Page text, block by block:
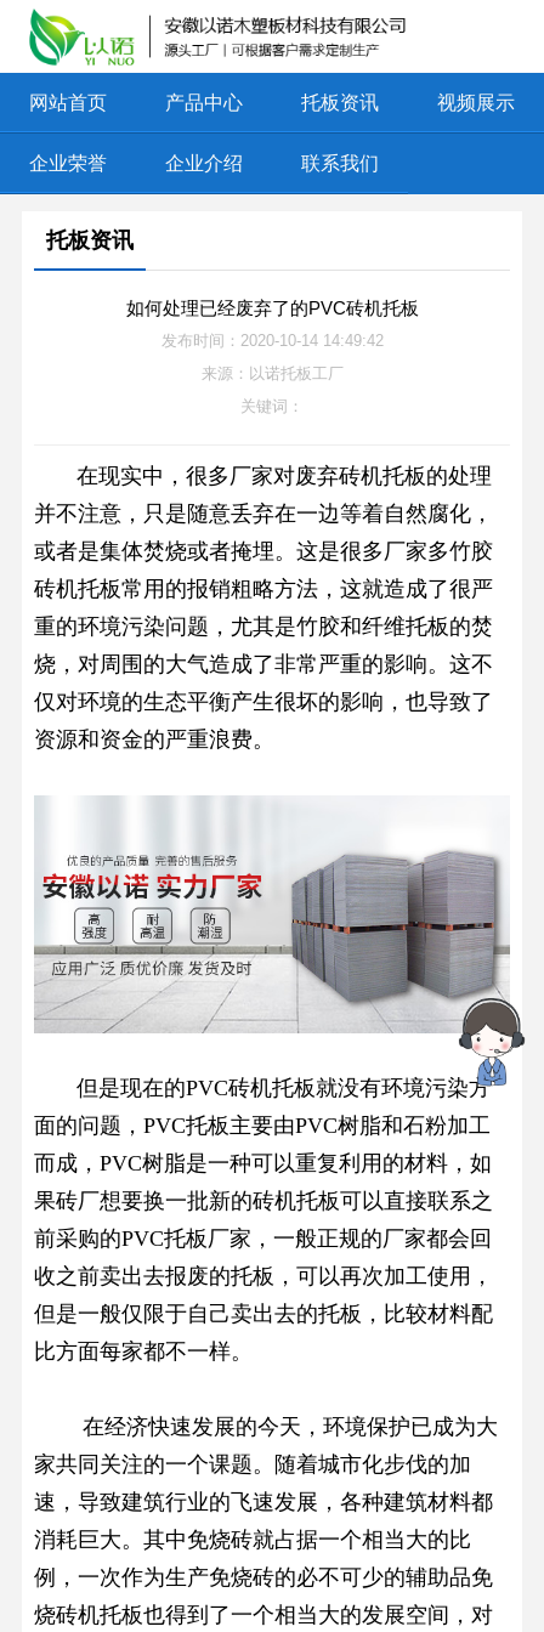
网站首页 产品中心 托板资讯 视频展示
企业荣誉 企业介绍 联系我们
托板资讯
如何处理已经废弃了的PVC砖机托板
发布时间：2020-10-14 14:49:42
来源：以诺托板工厂
关键词：
在现实中，很多厂家对废弃砖机托板的处理
并不注意，只是随意丢弃在一边等着自然腐化，
或者是集体焚烧或者掩埋。这是很多厂家多竹胶
砖机托板常用的报销粗略方法，这就造成了很严
重的环境污染问题，尤其是竹胶和纤维托板的焚
烧，对周围的大气造成了非常严重的影响。这不
仅对环境的生态平衡产生很坏的影响，也导致了
资源和资金的严重浪费。
但是现在的PVC砖机托板就没有环境污染方
面的问题， PVC托板主要由PVC树脂和石粉加工
而成，PVC树脂是一种可以重复利用的材料，如
果砖厂想要换一批新的砖机托板可以直接联系之
前采购的PVC托板厂家，一般正规的厂家都会回
收之前卖出去报废的托板，可以再次加工使用，
但是一般仅限于自己卖出去的托板，比较材料配
比方面每家都不一样。
在经济快速发展的今天，环境保护已成为大
家共同关注的一个课题。随着城市化步伐的加
速，导致建筑行业的飞速发展，各种建筑材料都
消耗巨大。其中免烧砖就占据一个相当大的比
例，一次作为生产免烧砖的必不可少的辅助品免
烧砖机托板也得到了一个相当大的发展空间，对